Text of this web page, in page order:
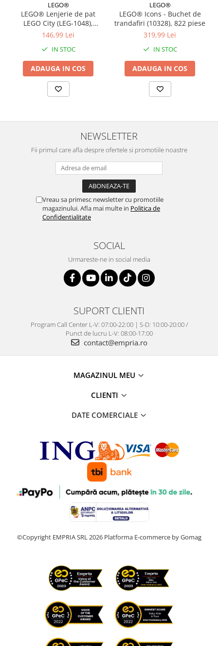
LEGO®
LEGO® Lenjerie de pat
LEGO City (LEG-1048),
140x200 cm
146,99 Lei
IN STOC
ADAUGA IN COS
LEGO®
LEGO® Icons - Buchet de
trandafiri (10328), 822 piese
319,99 Lei
IN STOC
ADAUGA IN COS
NEWSLETTER
Fii primul care afla despre ofertele si promotiile noastre
Vreau sa primesc newsletter cu promotiile
magazinului. Afla mai multe in Politica de
Confidentialitate
SOCIAL
Urmareste-ne in social media
SUPORT CLIENTI
Program Call Center L-V: 07:00-22:00 | S-D: 10:00-20:00 /
Punct de lucru L-V: 08:00-17:00
contact@empria.ro
MAGAZINUL MEU
CLIENTI
DATE COMERCIALE
©Copyright EMPRIA SRL 2026 Platforma E-commerce by Gomag